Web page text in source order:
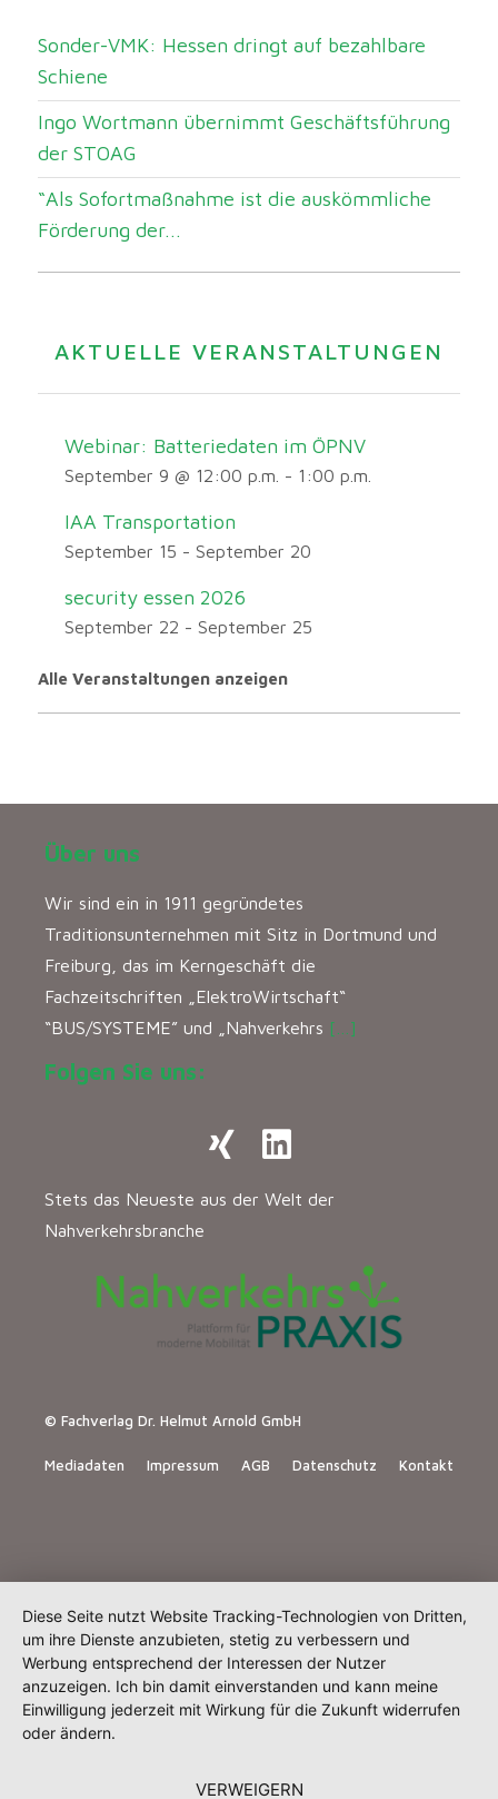
Sonder-VMK: Hessen dringt auf bezahlbare
Schiene
Ingo Wortmann übernimmt Geschäftsführung
der STOAG
“Als Sofortmaßnahme ist die auskömmliche
Förderung der...
AKTUELLE VERANSTALTUNGEN
Webinar: Batteriedaten im ÖPNV
September 9 @ 12:00 p.m. - 1:00 p.m.
IAA Transportation
September 15 - September 20
security essen 2026
September 22 - September 25
Alle Veranstaltungen anzeigen
Über uns
Wir sind ein in 1911 gegründetes
Traditionsunternehmen mit Sitz in Dortmund und
Freiburg, das im Kerngeschäft die
Fachzeitschriften „ElektroWirtschaft“
“BUS/SYSTEME” und „Nahverkehrs […]
Folgen Sie uns:
Stets das Neueste aus der Welt der
Nahverkehrsbranche
© Fachverlag Dr. Helmut Arnold GmbH
Mediadaten Impressum AGB Datenschutz Kontakt
Diese Seite nutzt Website Tracking-Technologien von Dritten,
um ihre Dienste anzubieten, stetig zu verbessern und
Werbung entsprechend der Interessen der Nutzer
anzuzeigen. Ich bin damit einverstanden und kann meine
Einwilligung jederzeit mit Wirkung für die Zukunft widerrufen
oder ändern.
VERWEIGERN